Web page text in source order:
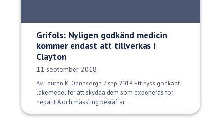
Grifols: Nyligen godkänd medicin
kommer endast att tillverkas i
Clayton
Publiceringsdatum:
11 september 2018
Av Lauren K. Ohnesorge 7 sep 2018 Ett nyss godkänt
läkemedel för att skydda dem som exponeras för
hepatit A och mässling bekräftar...